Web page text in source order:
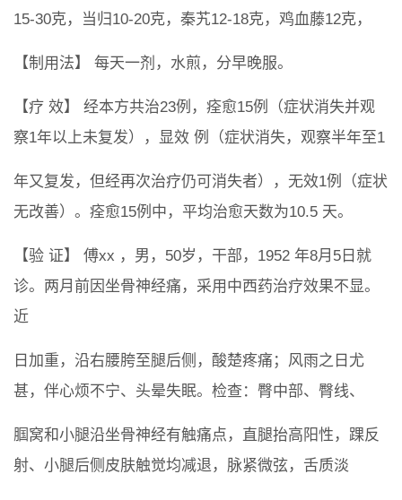
15-30克，当归10-20克，秦艽12-18克，鸡血藤12克，
【制用法】 每天一剂，水煎，分早晚服。
【疗 效】 经本方共治23例，痊愈15例（症状消失并观
察1年以上未复发），显效 例（症状消失，观察半年至1
年又复发，但经再次治疗仍可消失者），无效1例（症状
无改善）。痊愈15例中，平均治愈天数为10.5 天。
【验 证】 傅xx ，男，50岁，干部，1952 年8月5日就
诊。两月前因坐骨神经痛，采用中西药治疗效果不显。
近
日加重，沿右腰胯至腿后侧，酸楚疼痛；风雨之日尤
甚，伴心烦不宁、头晕失眠。检查：臀中部、臀线、
腘窝和小腿沿坐骨神经有触痛点，直腿抬高阳性，踝反
射、小腿后侧皮肤触觉均减退，脉紧微弦，舌质淡